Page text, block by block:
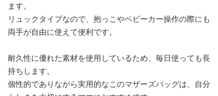
ます。
リュックタイプなので、抱っこやベビーカー操作の際にも
両手が自由に使えて便利です。
耐久性に優れた素材を使用しているため、毎日使っても長
持ちします。
個性的でありながら実用的なこのマザーズバッグは、自分